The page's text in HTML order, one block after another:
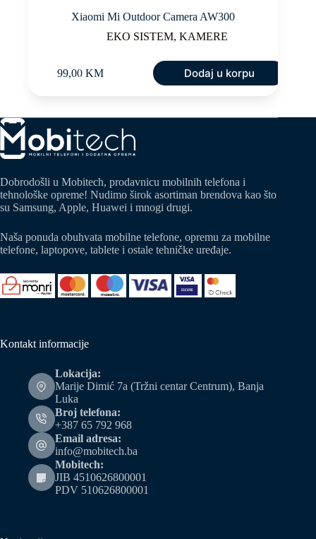
Xiaomi Mi Outdoor Camera AW300
EKO SISTEM,KAMERE
99,00 KM Dodaj u korpu
Dobrodošli u Mobitech, prodavnicu mobilnih telefona i
tehnološke opreme! Nudimo širok asortiman brendova kao što
su Samsung, Apple, Huawei i mnogi drugi.
Naša ponuda obuhvata mobilne telefone, opremu za mobilne
telefone, laptopove, tablete i ostale tehničke uređaje.
Kontakt informacije
Lokacija:
Marije Dimić 7a (Tržni centar Centrum), Banja
Luka
Broj telefona:
+387 65 792 968
Email adresa:
info@mobitech.ba
Mobitech:
JIB 4510626800001
PDV 510626800001